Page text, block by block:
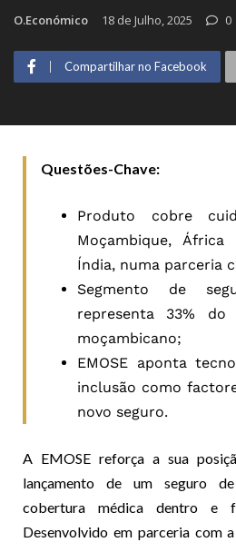
O.Económico 18 de Julho, 2025 0
Compartilhar no Facebook
Questões-Chave:
Produto cobre
Moçambique,
Índia, numa parceria
Segmento de
representa 33% do
moçambicano;
EMOSE aponta
inclusão como
novo seguro.
A EMOSE reforça a sua
lançamento de um seguro
cobertura médica dentro e
Desenvolvido em parceria com